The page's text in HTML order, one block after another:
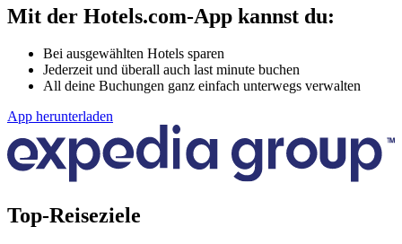
Mit der Hotels.com-App kannst du:
Bei ausgewählten Hotels sparen
Jederzeit und überall auch last minute buchen
All deine Buchungen ganz einfach unterwegs verwalten
App herunterladen
Top-Reiseziele